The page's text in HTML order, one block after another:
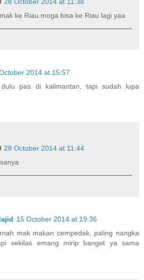
ke Riau.moga bisa ke Riau lagi yaa
2014 at 15:57
pas di kalimantan, tapi sudah lupa
28 October 2014 at 11:44
15 October 2014 at 19:36
mak makan cempedak, paling nangka
sekilas emang mirip banget ya sama